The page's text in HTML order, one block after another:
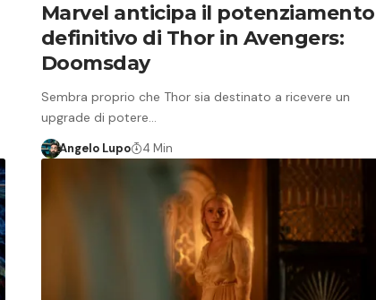
Marvel anticipa il potenziamento
definitivo di Thor in Avengers:
Doomsday
Sembra proprio che Thor sia destinato a ricevere un
upgrade di potere…
Angelo Lupo 4 Min